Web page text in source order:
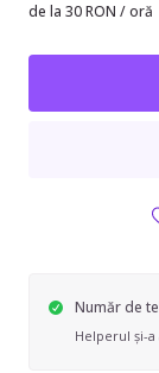
de la 30 RON / oră
Număr de
Helperul și-